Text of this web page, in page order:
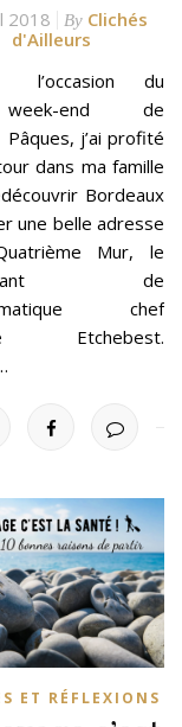
2018 By Clichés
d'Ailleurs
l’occasion du
week-end de
Pâques, j’ai profité
dans ma famille
Bordeaux
une belle adresse
Mur, le
de
chef
Etchebest.
ET RÉFLEXIONS